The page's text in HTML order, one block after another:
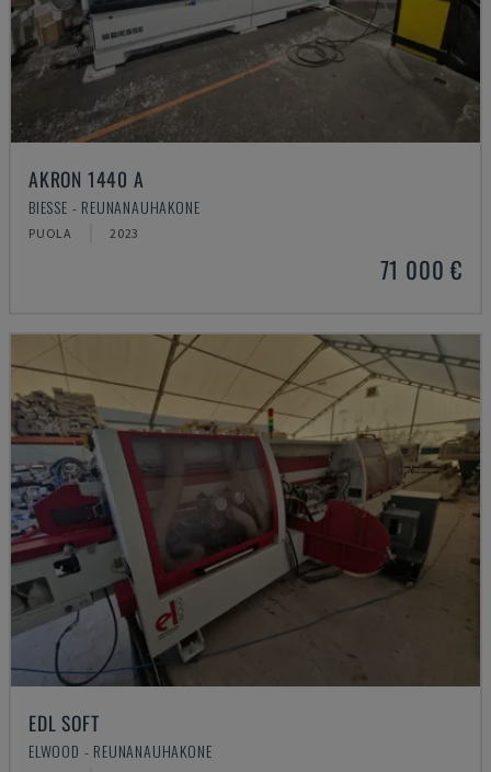
AKRON 1440 A
BIESSE - REUNANAUHAKONE
PUOLA 2023
71 000 €
EDL SOFT
ELWOOD - REUNANAUHAKONE